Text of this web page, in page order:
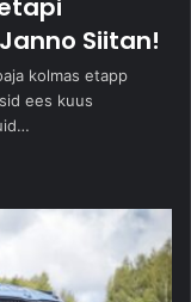
Siitan!
kolmas etapp
ees kuus